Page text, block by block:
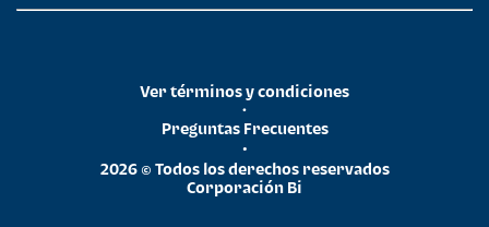
2026 © Todos los derechos reservados
Corporación Bi
•
Preguntas Frecuentes
•
Ver términos y condiciones